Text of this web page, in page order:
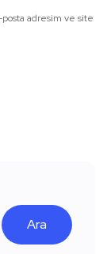
posta adresim ve site
Ara